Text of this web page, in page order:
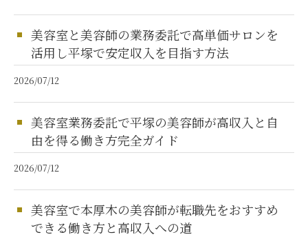
美容室と美容師の業務委託で高単価サロンを
活用し平塚で安定収入を目指す方法
2026/07/12
美容室業務委託で平塚の美容師が高収入と自
由を得る働き方完全ガイド
2026/07/12
美容室で本厚木の美容師が転職先をおすすめ
できる働き方と高収入への道